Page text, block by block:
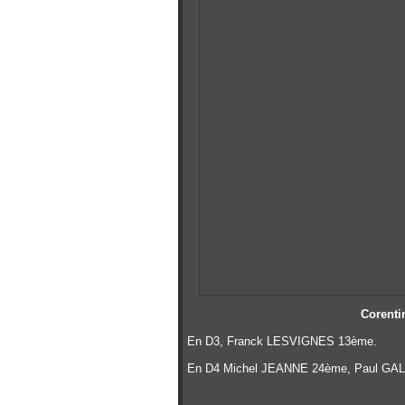
En D3, Franck LESVIGNES 13ème.
En D4 Michel JEANNE 24ème, Paul